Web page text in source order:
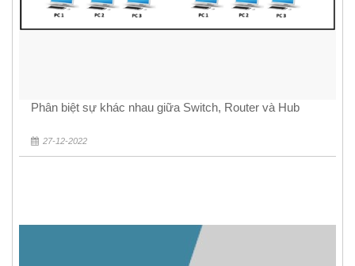
Phân biệt sự khác nhau giữa Switch, Router và Hub
27-12-2022